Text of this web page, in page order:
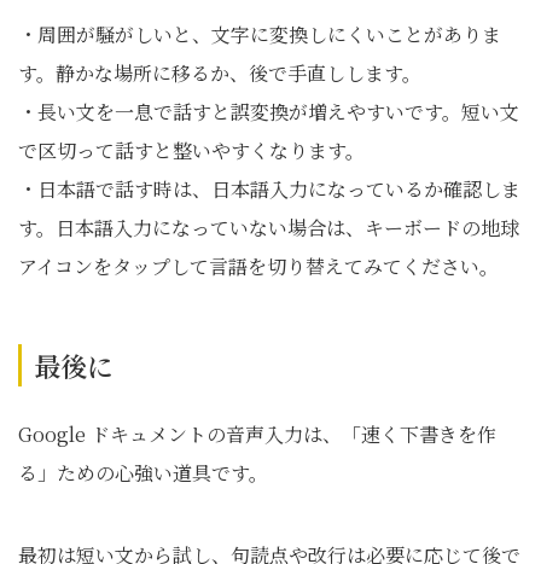
・周囲が騒がしいと、文字に変換しにくいことがありま
す。静かな場所に移るか、後で手直しします。
・長い文を一息で話すと誤変換が増えやすいです。短い文
で区切って話すと整いやすくなります。
・日本語で話す時は、日本語入力になっているか確認しま
す。日本語入力になっていない場合は、キーボードの地球
アイコンをタップして言語を切り替えてみてください。
最後に
Google ドキュメントの音声入力は、「速く下書きを作
る」ための心強い道具です。
最初は短い文から試し、句読点や改行は必要に応じて後で